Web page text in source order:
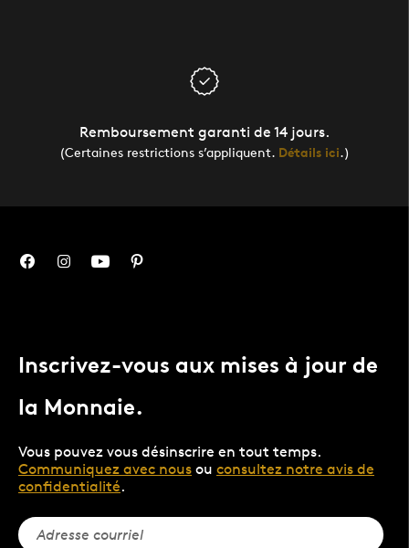
Remboursement garanti de 14 jours.
(Certaines restrictions s’appliquent. Détails ici.)
Inscrivez-vous aux mises à jour de
la Monnaie.
Vous pouvez vous désinscrire en tout temps.
Communiquez avec nous ou consultez notre avis de
confidentialité.